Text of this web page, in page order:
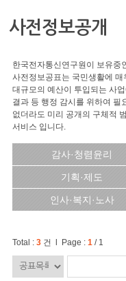
사전정보공개
한국전자통신연구원이 보유중
사전정보공표는 국민생활에
대규모의 예산이 투입되는 사
결과 등 행정 감시를 위하여 필
없더라도 미리 공개의 구체적
서비스 입니다.
감사·청렴윤리
기획·제도
인사·복지·노사
Total : 3건 l Page : 1/ 1